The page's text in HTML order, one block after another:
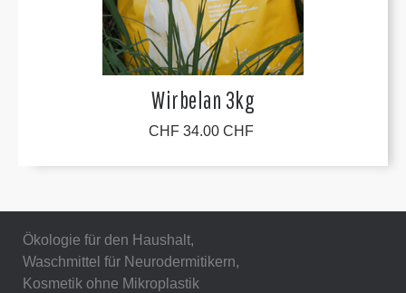
Wirbelan 3kg
CHF 34.00 CHF
Ökologie für den Haushalt,
Waschmittel für Neurodermitikern,
Kosmetik ohne Mikroplastik